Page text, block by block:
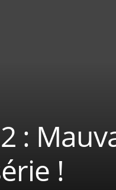
:
!